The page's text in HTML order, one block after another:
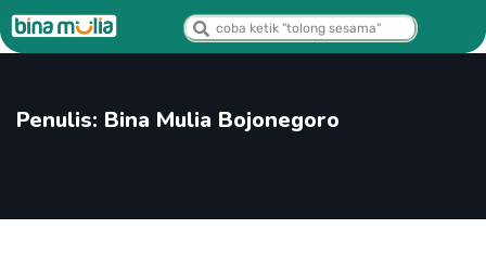
Penulis: Bina Mulia Bojonegoro